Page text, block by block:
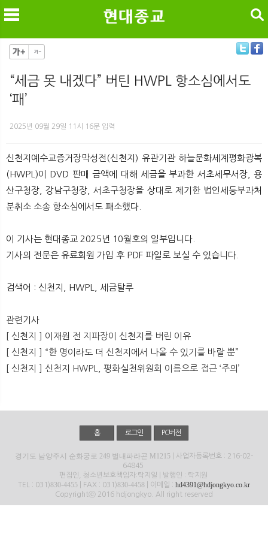
메
검색
“세금 못 내겠다” 버틴 HWPL 항소심에서도
‘패’
2025년 09월 29일 11시 16분 입력
신천지예수교증거장막성전(신천지) 유관기관 하늘문화세계평화광복
(HWPL)이 DVD 판매 금액에 대해 세금을 부과한 서초세무서장, 용
산구청장, 강남구청장, 서초구청장을 상대로 제기한 법인세등부과처
분취소 소송 항소심에서도 패소했다.
이 기사는 현대종교 2025년 10월호의 일부입니다.
기사의 전문은 유료회원 가입 후 PDF 파일로 보실 수 있습니다.
검색어 : 신천지, HWPL, 세금탈루
관련기사
[ 신천지 ] 이재원 전 지파장이 신천지를 버린 이유
[ 신천지 ] “한 명이라도 더 신천지에서 나올 수 있기를 바랄 뿐”
[ 신천지 ] 신천지 HWPL, 평화실천위원회 이름으로 접근 ‘주의’
홈 로그인 PC버전
경기도 남양주시 순화궁로 249 별내파라곤 M1215 | 사업자등록번호 : 216-02-
64845
편집인, 청소년보호책임자:탁지일 | 발행인 : 탁지원
TEL : 031)830-4455 | FAX : 031)830-4458 | 이메일 : hd4391@hdjongkyo.co.kr
Copyrightⓒ 2016 hdjongkyo. All right reserved